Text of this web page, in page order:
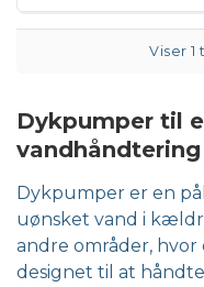
Viser 1
Dykpumper til
vandhåndtering
Dykpumper er en
uønsket vand i
andre områder,
designet til at